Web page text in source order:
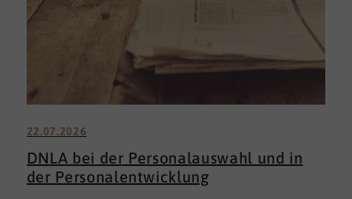
22.07.2026
DNLA bei der Personalauswahl und in
der Personalentwicklung